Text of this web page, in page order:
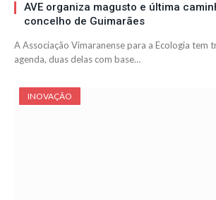
AVE organiza magusto e última
concelho de Guimarães
A Associação Vimaranense para a Ecologia tem
agenda, duas delas com base…
INOVAÇÃO